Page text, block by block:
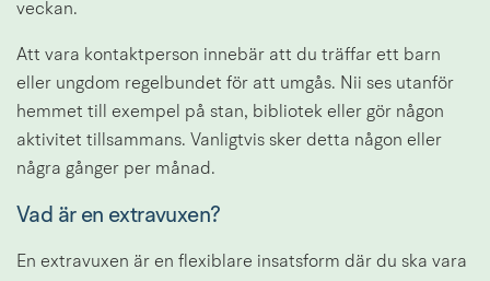
veckan.
Att vara kontaktperson innebär att du träffar ett barn
eller ungdom regelbundet för att umgås. Nii ses utanför
hemmet till exempel på stan, bibliotek eller gör någon
aktivitet tillsammans. Vanligtvis sker detta någon eller
några gånger per månad.
Vad är en extravuxen?
En extravuxen är en flexiblare insatsform där du ska vara